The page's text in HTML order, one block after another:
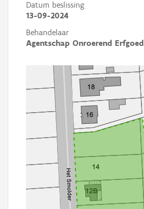
Datum beslissing
13-09-2024
Behandelaar
Agentschap Onroerend Erfgoed